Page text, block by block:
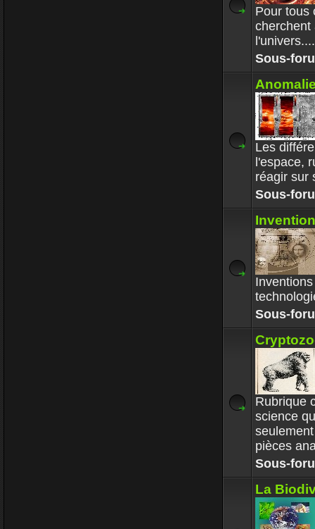
Pour tous
cherchent
Sous-
Les
l'espace,
réagir sur
Sous-
Sous-
Rubrique
science
pièces
Sous-
La